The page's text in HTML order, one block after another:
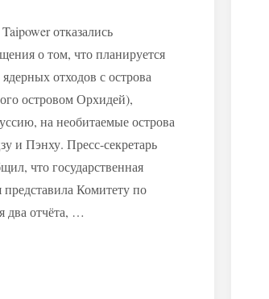
отказались
о том, что планируется
отходов с острова
островом Орхидей),
на необитаемые острова
и Пэнху. Пресс-секретарь
что государственная
представила Комитету по
два отчёта, …